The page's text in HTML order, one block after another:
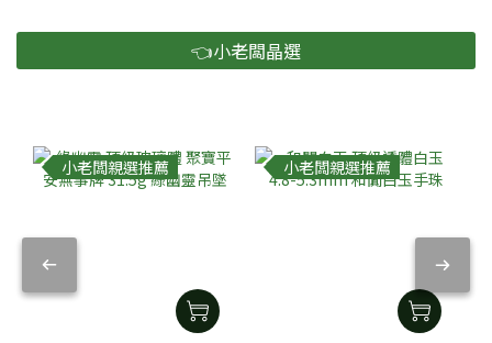
👈小老闆晶選
小老闆親選推薦 小老闆親選推薦